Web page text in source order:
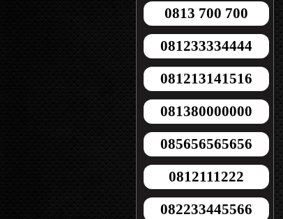
0813 700 700
081233334444
081213141516
081380000000
085656565656
0812111222
082233445566